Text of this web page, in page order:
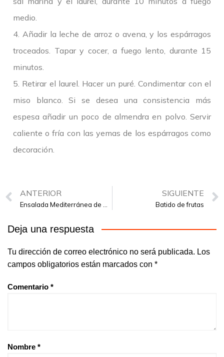
medio.
4. Añadir la leche de arroz o avena, y los espárragos
troceados. Tapar y cocer, a fuego lento, durante 15
minutos.
5. Retirar el laurel. Hacer un puré. Condimentar con el
miso blanco. Si se desea una consistencia más
espesa añadir un poco de almendra en polvo. Servir
caliente o fría con las yemas de los espárragos como
decoración.
ANTERIOR SIGUIENTE
Batido de frutas
Deja una respuesta
Tu dirección de correo electrónico no será publicada. Los
campos obligatorios están marcados con *
Comentario *
Nombre *